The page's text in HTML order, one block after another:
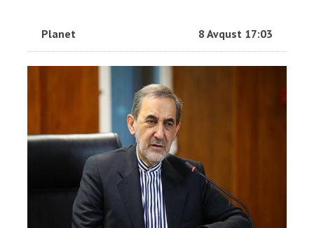
Planet 8 Avqust 17:03